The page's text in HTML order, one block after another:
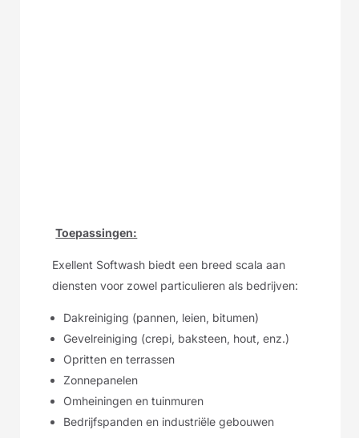
Toepassingen:
Exellent Softwash biedt een breed scala aan
diensten voor zowel particulieren als bedrijven:
Dakreiniging (pannen, leien, bitumen)
Gevelreiniging (crepi, baksteen, hout, enz.)
Opritten en terrassen
Zonnepanelen
Omheiningen en tuinmuren
Bedrijfspanden en industriële gebouwen